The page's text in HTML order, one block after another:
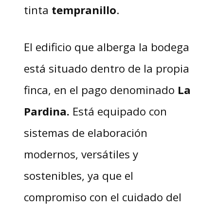
tinta tempranillo.
El edificio que alberga la bodega
está situado dentro de la propia
finca, en el pago denominado La
Pardina. Está equipado con
sistemas de elaboración
modernos, versátiles y
sostenibles, ya que el
compromiso con el cuidado del